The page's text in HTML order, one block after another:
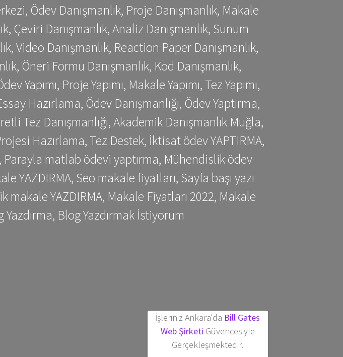
Ödev Danışmanlık, Proje Danışmanlık, Makale
Çeviri Danışmanlık, Analiz Danışmanlık, Sunum
Video Danışmanlık, Reaction Paper Danışmanlık,
Öneri Formu Danışmanlık, Kod Danışmanlık,
Yapımı, Proje Yapımı, Makale Yapımı, Tez Yapımı,
Hazırlama, Ödev Danışmanlığı, Ödev Yaptırma,
Tez Danışmanlığı, Akademik Danışmanlık Muğla,
Hazırlama, Tez Destek, İktisat ödev YAPTIRMA,
matlab ödevi yaptırma, Mühendislik ödev
YAZDIRMA, Seo makale fiyatları, Sayfa başı yazı
YAZDIRMA, Makale Fiyatları 2022, Makale
Blog Yazdırmak İstiyorum
İşleriniz Ankara'da Bill Gates
Web Şirketi Güvencesiyle
Gerçekleşmektedir.